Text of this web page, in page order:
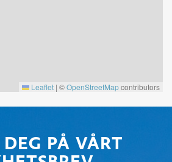
Leaflet | ©OpenStreetMapcontributors
PÅ VÅRT